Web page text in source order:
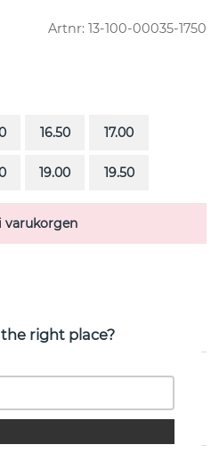
Artnr: 13-100-00035-1750
16.50 17.00
19.00 19.50
varukorgen
ring i sterlingsilver från
right place?